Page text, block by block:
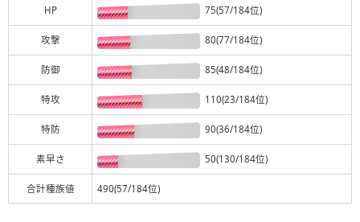
HP 75(57/184位)
攻撃 80(77/184位)
防御 85(48/184位)
特攻 110(23/184位)
特防 90(36/184位)
素早さ 50(130/184位)
合計種族値 490(57/184位)